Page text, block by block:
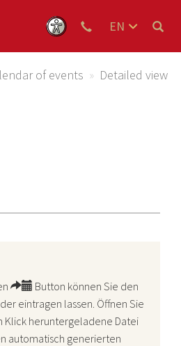
EN
Sauerland und der
of events Detailed view
Button können Sie den
eintragen lassen. Öffnen Sie
Klick heruntergeladene Datei
automatisch generierten